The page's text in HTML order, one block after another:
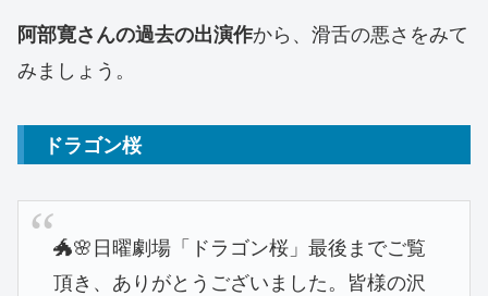
阿部寛さんの過去の出演作から、滑舌の悪さをみて
みましょう。
ドラゴン桜
🐲🌸日曜劇場「ドラゴン桜」最後までご覧
頂き、ありがとうございました。皆様の沢